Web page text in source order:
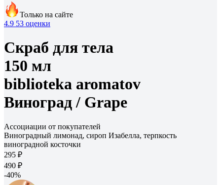
Только на сайте
4.9 53 оценки
Скраб для тела
150 мл
biblioteka aromatov
Виноград / Grape
Ассоциации от покупателей
Виноградный лимонад, сироп Изабелла, терпкость
виноградной косточки
295 ₽
490 ₽
-40%